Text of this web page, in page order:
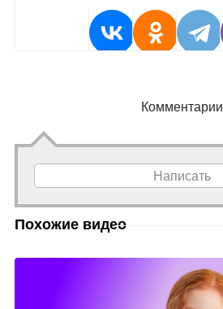
Комментарии
Написать
Похожие видео